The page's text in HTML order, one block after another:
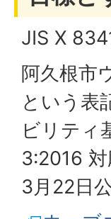
JIS X
阿久根市
という表
ビリティ
3:2016
3月22日